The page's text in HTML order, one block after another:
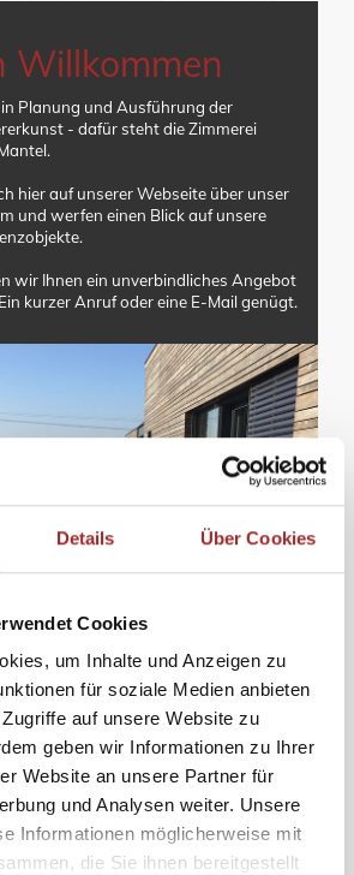
Details Über Cookies
Cookies
um Inhalte und Anzeigen zu
für soziale Medien anbieten
auf unsere Website zu
geben wir Informationen zu Ihrer
Website an unsere Partner für
und Analysen weiter. Unsere
Informationen möglicherweise mit
die Sie ihnen bereitgestellt
Willkommen
Planung und Ausführung der
- dafür steht die Zimmerei
hier auf unserer Webseite über unser
und werfen einen Blick auf unsere
wir Ihnen ein unverbindliches Angebot
kurzer Anruf oder eine E-Mail genügt.